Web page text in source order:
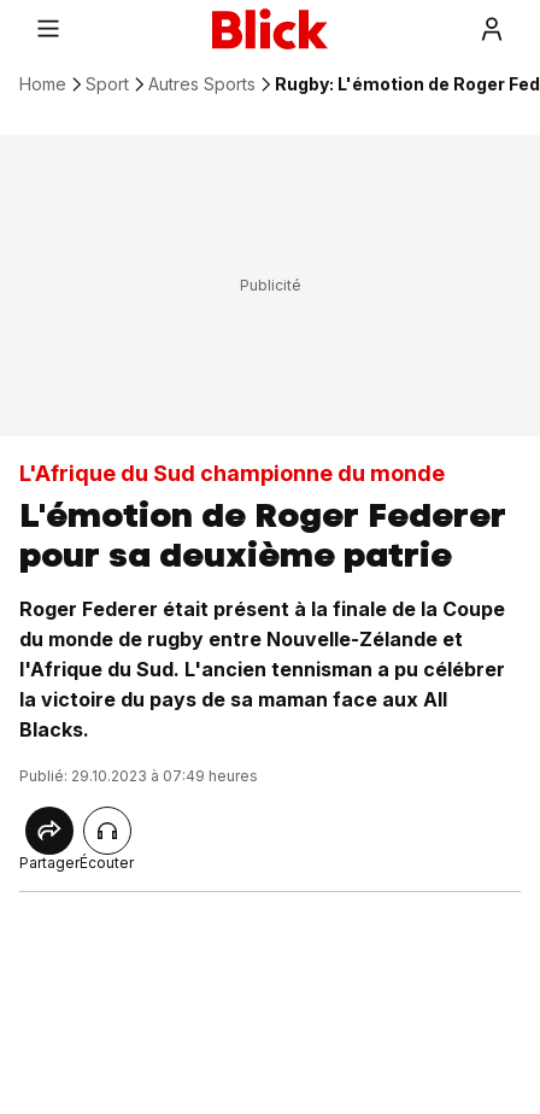
Home Sport Autres Sports Rugby: L'émotion de Roger
L'Afrique du Sud championne du monde
L'émotion de Roger Federer
pour sa deuxième patrie
Roger Federer était présent à la finale de la Coupe
du monde de rugby entre Nouvelle-Zélande et
l'Afrique du Sud. L'ancien tennisman a pu célébrer
la victoire du pays de sa maman face aux All
Blacks.
Publié: 29.10.2023 à 07:49 heures
PartagerÉcouter